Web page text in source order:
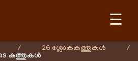
☰
/ 26 ശ്ലോകകത്തുകള്‍ /
കത്തുകള്‍